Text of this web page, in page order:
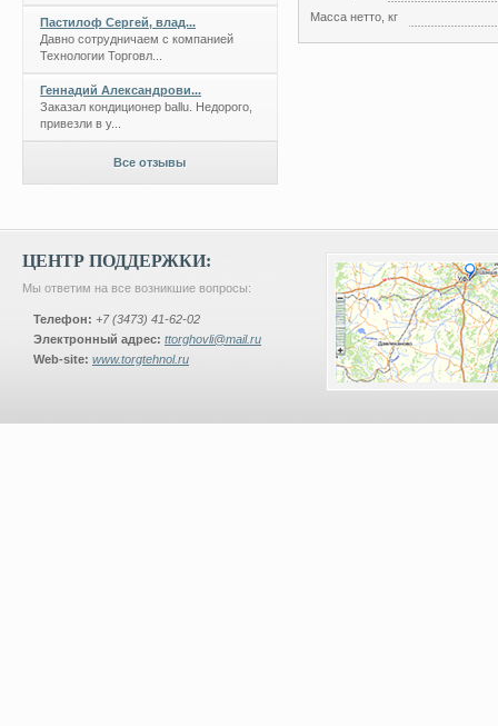
Масса нетто, кг
Пастилоф Сергей, влад...
Давно сотрудничаем с компанией
Технологии Торговл...
Геннадий Александрови...
Заказал кондиционер ballu. Недорого,
привезли в у...
Все отзывы
ЦЕНТР ПОДДЕРЖКИ:
Мы ответим на все возникшие вопросы:
Телефон: +7 (3473) 41-62-02
Электронный адрес: ttorghovli@mail.ru
Web-site: www.torgtehnol.ru